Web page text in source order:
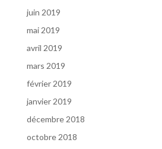
juin 2019
mai 2019
avril 2019
mars 2019
février 2019
janvier 2019
décembre 2018
octobre 2018